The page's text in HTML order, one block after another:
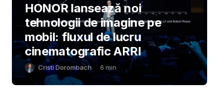
HONOR lansează noi
tehnologii de imagine pe
mobil: fluxul de lucru
cinematografic ARRI
Cristi Dorombach 6 min